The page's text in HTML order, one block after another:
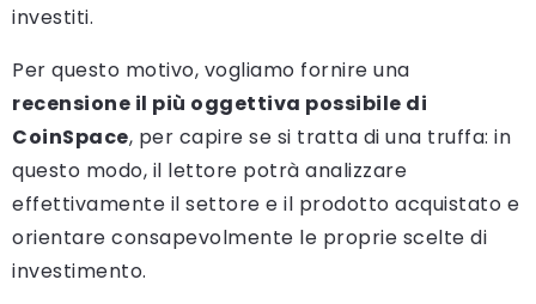
investiti.
Per questo motivo, vogliamo fornire una
recensione il più oggettiva possibile di
CoinSpace, per capire se si tratta di una truffa: in
questo modo, il lettore potrà analizzare
effettivamente il settore e il prodotto acquistato e
orientare consapevolmente le proprie scelte di
investimento.